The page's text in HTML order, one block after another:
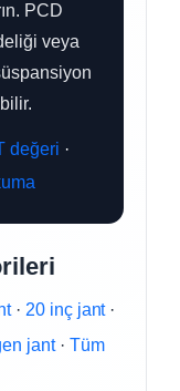
PCD
veya
değeri ·
· 20 inç jant·
jant· Tüm